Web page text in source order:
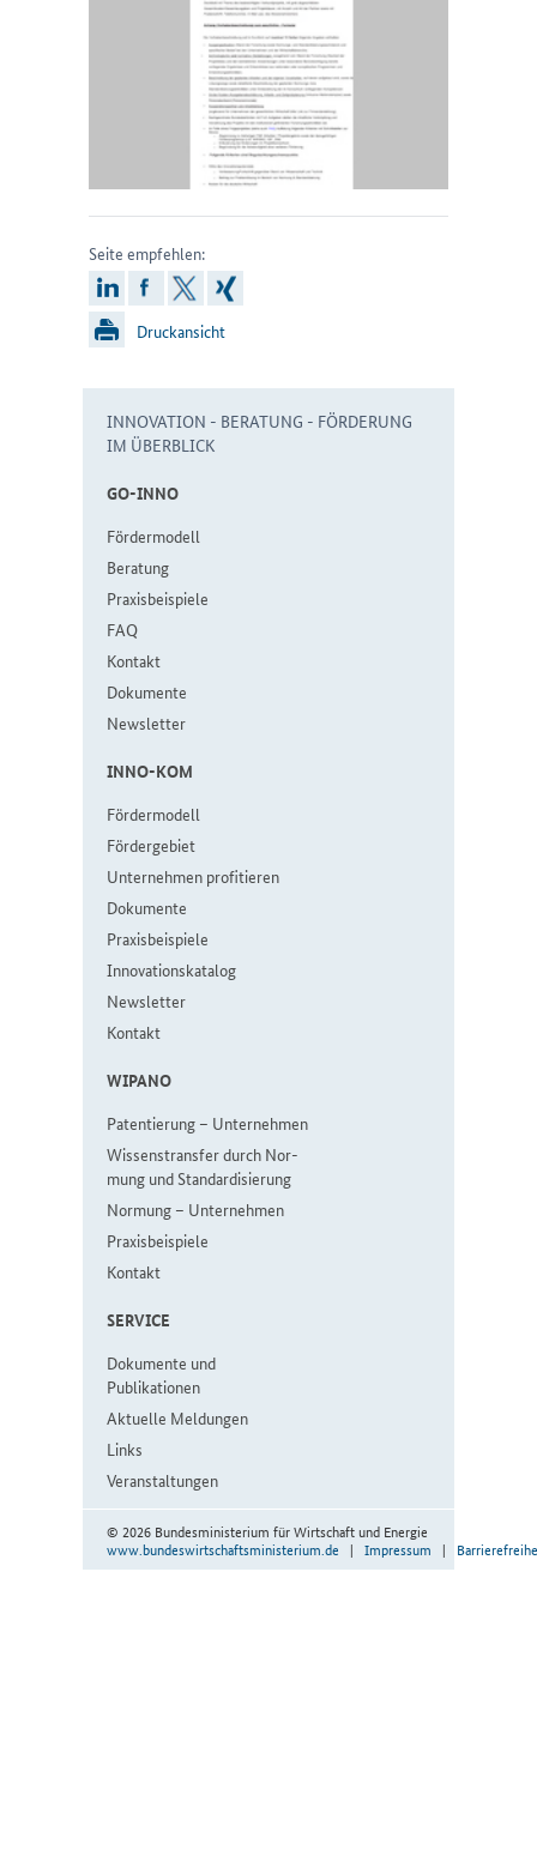
Seite empfehlen:
linkedinfacebook
x
Druckansicht
INNOVATION - BERATUNG - FÖRDERUNG
IM ÜBERBLICK
GO-IN­NO
För­der­mo­dell
Be­ra­tung
Pra­xis­bei­spie­le
FAQ
Kon­takt
Do­ku­men­te
Newslet­ter
IN­NO-KOM
För­der­mo­dell
För­der­ge­biet
Un­ter­neh­men pro­fi­tie­ren
Do­ku­men­te
Pra­xis­bei­spie­le
In­no­va­ti­ons­ka­ta­log
Newslet­ter
Kon­takt
WI­PA­NO
Pa­ten­tie­rung – Un­ter­neh­men
Wis­sen­strans­fer durch Nor­
mung und Stan­dar­di­sie­rung
Nor­mung ­– Un­ter­neh­men
Pra­xis­bei­spie­le
Kon­takt
SER­VICE
Do­ku­men­te und
Publikationen
Aktuelle Meldungen
Links
Veranstaltungen
© 2026 Bundesministerium für Wirtschaft und Energie
www.bundeswirtschaftsministerium.de | Impressum |